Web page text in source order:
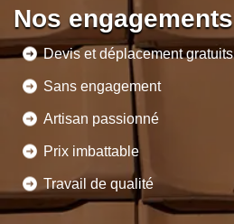
Nos engagements
Devis et déplacement gratuits
Sans engagement
Artisan passionné
Prix imbattable
Travail de qualité